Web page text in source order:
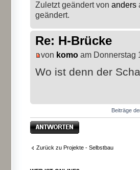
Zuletzt geändert von anders
geändert.
Re: H-Brücke
von komo am Donnerstag
Wo ist denn der
Beiträge
Antwort erstellen
Zurück zu Projekte - Selbstbau